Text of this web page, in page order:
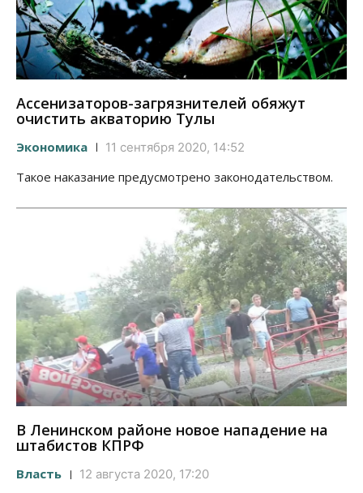
Ассенизаторов-загрязнителей обяжут
очистить акваторию Тулы
Экономика 11 сентября 2020, 14:52
Такое наказание предусмотрено законодательством.
В Ленинском районе новое нападение на
штабистов КПРФ
Власть 12 августа 2020, 17:20